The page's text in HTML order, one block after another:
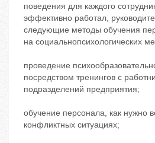
поведения для каждого
эффективно работал,
следующие методы обучения
на социальнопсихологических
проведение
посредством тренингов с
подразделений предприятия;
обучение персонала, как нужно
конфликтных ситуациях;